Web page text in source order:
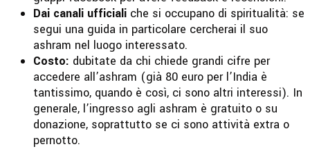
Dai canali ufficiali che si occupano di spiritualità: se
segui una guida in particolare cercherai il suo
ashram nel luogo interessato.
Costo: dubitate da chi chiede grandi cifre per
accedere all’ashram (già 80 euro per l’India è
tantissimo, quando è così, ci sono altri interessi). In
generale, l’ingresso agli ashram è gratuito o su
donazione, soprattutto se ci sono attività extra o
pernotto.